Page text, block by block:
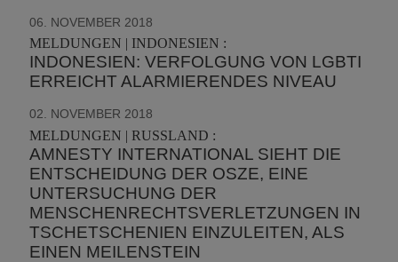
06. NOVEMBER 2018
MELDUNGEN | INDONESIEN :
INDONESIEN: VERFOLGUNG VON LGBTI
ERREICHT ALARMIERENDES NIVEAU
02. NOVEMBER 2018
MELDUNGEN | RUSSLAND :
AMNESTY INTERNATIONAL SIEHT DIE
ENTSCHEIDUNG DER OSZE, EINE
UNTERSUCHUNG DER
MENSCHENRECHTSVERLETZUNGEN IN
TSCHETSCHENIEN EINZULEITEN, ALS
EINEN MEILENSTEIN